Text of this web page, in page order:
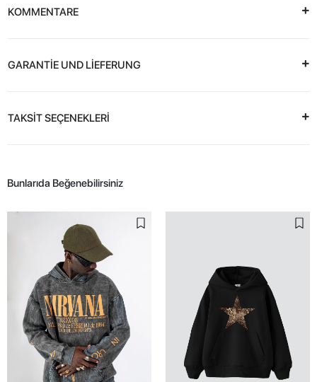
KOMMENTARE
GARANTİE UND LİEFERUNG
TAKSİT SEÇENEKLERİ
Bunlarıda Beğenebilirsiniz